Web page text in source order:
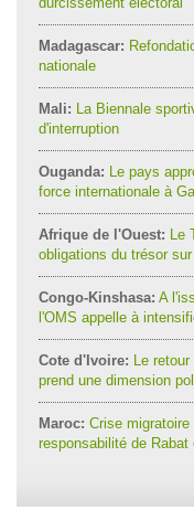
Madagascar:
nationale
Mali: La Biennale
d'interruption
Ouganda: Le pays
force internationale à
Afrique de l'Ouest: Le
obligations du trésor
Congo-Kinshasa: A
l'OMS appelle à
Cote d'Ivoire: Le
prend une dimension
Maroc: Crise
responsabilité de Rabat